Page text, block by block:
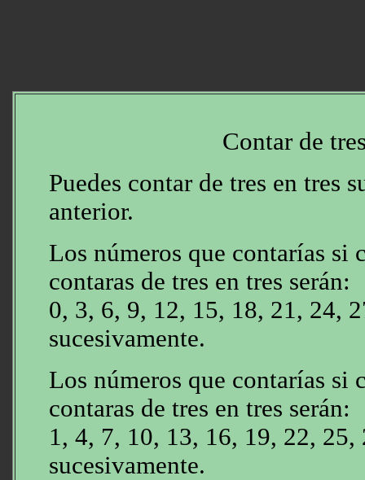
Contar de
Puedes contar de tres en tres
anterior.
Los números que contarías si
contaras de tres en tres serán:
0, 3, 6, 9, 12, 15, 18, 21, 24,
sucesivamente.
Los números que contarías si
contaras de tres en tres serán:
1, 4, 7, 10, 13, 16, 19, 22, 25,
sucesivamente.